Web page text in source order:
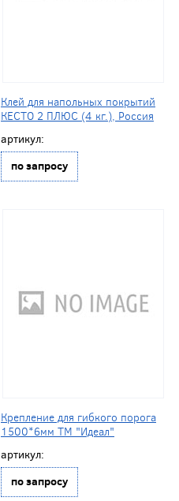
Клей для напольных покрытий
КЕСТО 2 ПЛЮС (4 кг.), Россия
артикул:
по запросу
Крепление для гибкого порога
1500*6мм ТМ "Идеал"
артикул:
по запросу